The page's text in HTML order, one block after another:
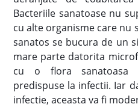
Bacteriile sanatoase nu
cu alte organisme care nu
sanatos se bucura de un
mare parte datorita
cu o flora sanatoasa
predispuse la infectii. Iar
infectie, aceasta va fi